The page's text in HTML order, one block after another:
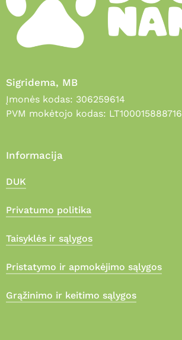
Sigridema, MB
Įmonės kodas: 306259614
PVM mokėtojo kodas: LT100015888716
Informacija
DUK
Privatumo politika
Taisyklės ir sąlygos
Pristatymo ir apmokėjimo sąlygos
Grąžinimo ir keitimo sąlygos